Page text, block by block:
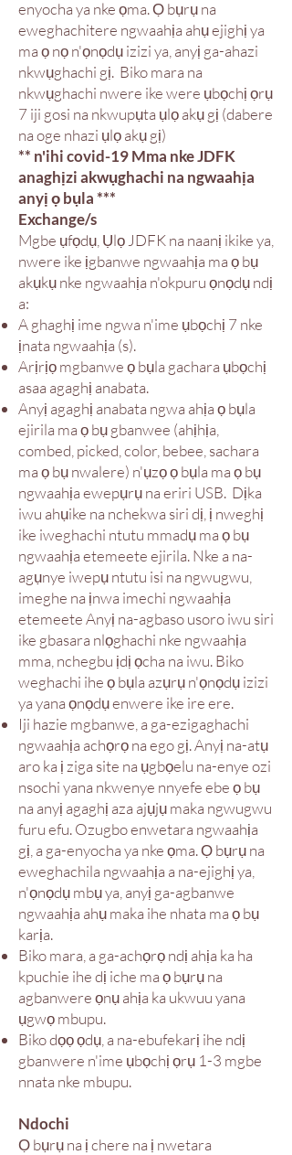
enyocha ya nke ọma. Ọ bụrụ na
eweghachitere ngwaahịa ahụ ejighị ya
ma ọ nọ n'ọnọdụ izizi ya, anyị ga-ahazi
nkwụghachi gị. Biko mara na
nkwụghachi nwere ike were ụbọchị ọrụ
7 iji gosi na nkwupụta ụlọ akụ gị (dabere
na oge nhazi ụlọ akụ gị)
** n'ihi covid-19 Mma nke JDFK
anaghịzi akwụghachi na ngwaahịa
anyị ọ bụla ***
Exchange/s
Mgbe ụfọdụ, Ụlọ JDFK na naanị ikike ya,
nwere ike ịgbanwe ngwaahịa ma ọ bụ
akụkụ nke ngwaahịa n'okpuru ọnọdụ ndị
a:
A ghaghị ime ngwa n'ime ụbọchị 7 nke
ịnata ngwaahịa (s).
Arịrịọ mgbanwe ọ bụla gachara ụbọchị
asaa agaghị anabata.
Anyị agaghị anabata ngwa ahịa ọ bụla
ejirila ma ọ bụ gbanwee (ahịhịa,
combed, picked, color, bebee, sachara
ma ọ bụ nwalere) n'ụzọ ọ bụla ma ọ bụ
ngwaahịa ewepụrụ na eriri USB. Dịka
iwu ahụike na nchekwa siri dị, ị nweghị
ike iweghachi ntutu mmadụ ma ọ bụ
ngwaahịa etemeete ejirila. Nke a na-
agụnye iwepụ ntutu isi na ngwugwu,
imeghe na ịnwa imechi ngwaahịa
etemeete Anyị na-agbaso usoro iwu siri
ike gbasara nlọghachi nke ngwaahịa
mma, nchegbu ịdị ọcha na iwu. Biko
weghachi ihe ọ bụla azụrụ n'ọnọdụ izizi
ya yana ọnọdụ enwere ike ire ere.
Iji hazie mgbanwe, a ga-ezigaghachi
ngwaahịa achọrọ na ego gị. Anyị na-atụ
aro ka ị ziga site na ụgbọelu na-enye ozi
nsochi yana nkwenye nnyefe ebe ọ bụ
na anyị agaghị aza ajụjụ maka ngwugwu
furu efu. Ozugbo enwetara ngwaahịa
gị, a ga-enyocha ya nke ọma. Ọ bụrụ na
eweghachila ngwaahịa a na-ejighị ya,
n'ọnọdụ mbụ ya, anyị ga-agbanwe
ngwaahịa ahụ maka ihe nhata ma ọ bụ
karịa.
Biko mara, a ga-achọrọ ndị ahịa ka ha
kpuchie ihe dị iche ma ọ bụrụ na
agbanwere ọnụ ahịa ka ukwuu yana
ụgwọ mbupu.
Biko dọọ ọdụ, a na-ebufekarị ihe ndị
gbanwere n'ime ụbọchị ọrụ 1-3 mgbe
nnata nke mbupu.
Ndochi
Ọ bụrụ na ị chere na ị nwetara